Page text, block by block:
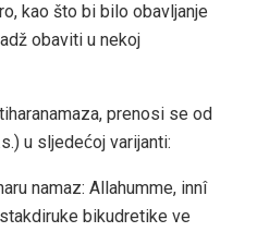
kao što bi bilo obavljanje
obaviti u nekoj
prenosi se od
u sljedećoj varijanti:
namaz: Allahumme, innî
bikudretike ve